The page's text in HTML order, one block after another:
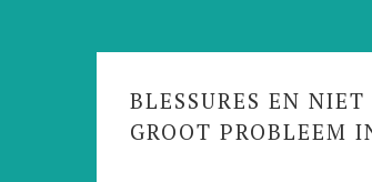
BLESSURES EN
GROOT PROBLEEM